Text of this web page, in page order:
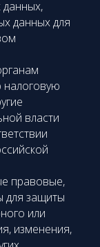
данных,
данных для
налоговую
власти
правовые,
для защиты
или
изменения,